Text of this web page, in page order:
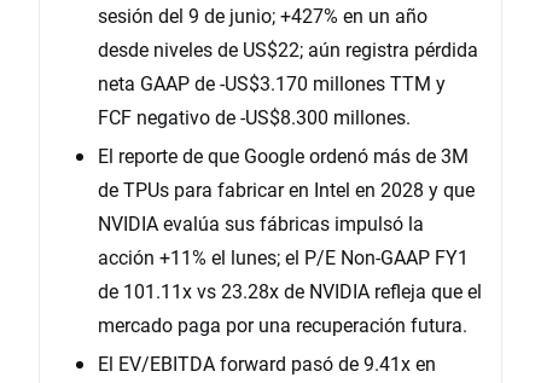
sesión del 9 de junio; +427% en un año
desde niveles de US$22; aún registra pérdida
neta GAAP de -US$3.170 millones TTM y
FCF negativo de -US$8.300 millones.
El reporte de que Google ordenó más de 3M
de TPUs para fabricar en Intel en 2028 y que
NVIDIA evalúa sus fábricas impulsó la
acción +11% el lunes; el P/E Non-GAAP FY1
de 101.11x vs 23.28x de NVIDIA refleja que el
mercado paga por una recuperación futura.
El EV/EBITDA forward pasó de 9.41x en